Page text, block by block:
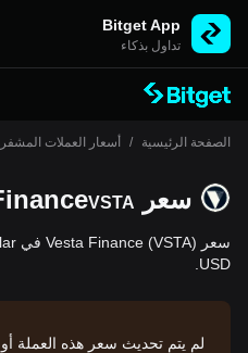
Bitget App
تداول بذكاء
الصفحة الرئيسية / أسعار العملات
سعر Vesta Finance VSTA
USD.
لم يتم تحديث سعر هذه العملة